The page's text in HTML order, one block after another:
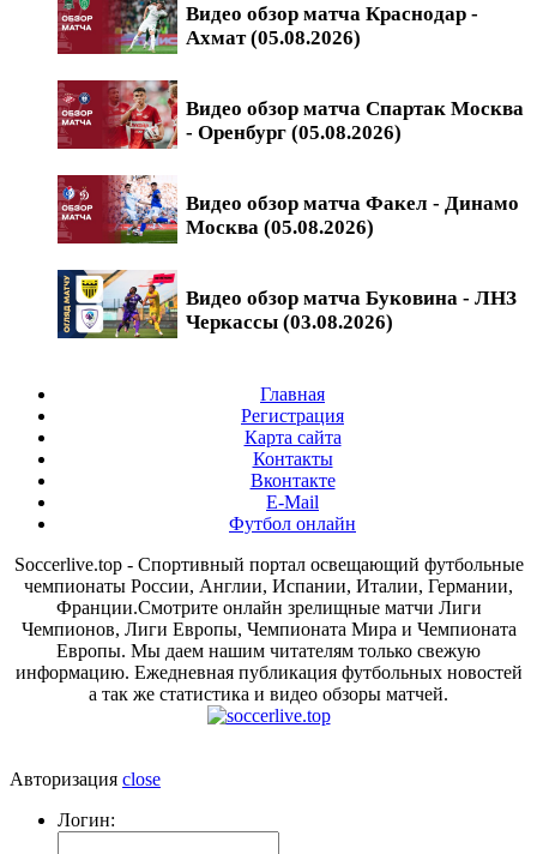
Видео обзор матча Краснодар -
Ахмат (05.08.2026)
Видео обзор матча Спартак Москва
- Оренбург (05.08.2026)
Видео обзор матча Факел - Динамо
Москва (05.08.2026)
Видео обзор матча Буковина - ЛНЗ
Черкассы (03.08.2026)
Главная
Регистрация
Карта сайта
Контакты
Вконтакте
E-Mail
Футбол онлайн
Soccerlive.top - Спортивный портал освещающий футбольные
чемпионаты России, Англии, Испании, Италии, Германии,
Франции.Смотрите онлайн зрелищные матчи Лиги
Чемпионов, Лиги Европы, Чемпионата Мира и Чемпионата
Европы. Мы даем нашим читателям только свежую
информацию. Ежедневная публикация футбольных новостей
а так же статистика и видео обзоры матчей.
Авторизация close
Логин: